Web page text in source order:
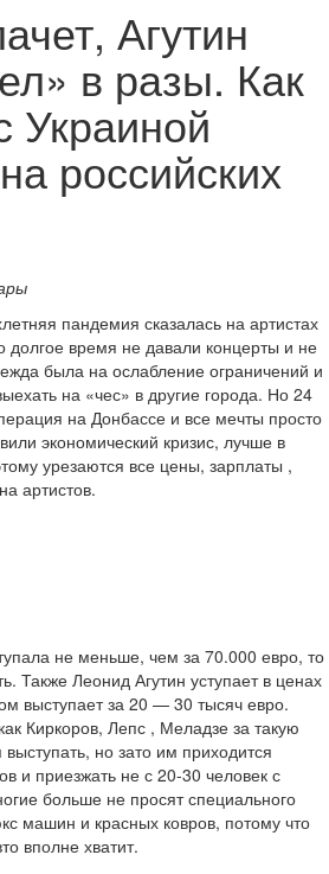
Агутин
в разы. Как
Украиной
российских
пандемия сказалась на артистах
долгое время не давали концерты и не
была на ослабление ограничений и
на «чес» в другие города. Но 24
на Донбассе и все мечты просто
экономический кризис, лучше в
урезаются все цены, зарплаты ,
артистов.
не меньше, чем за 70.000 евро, то
Также Леонид Агутин уступает в ценах
выступает за 20 — 30 тысяч евро.
Киркоров, Лепс , Меладзе за такую
но зато им приходится
и приезжать не с 20-30 человек с
больше не просят специального
машин и красных ковров, потому что
вполне хватит.